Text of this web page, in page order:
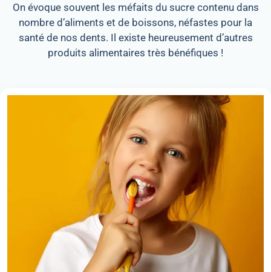
On évoque souvent les méfaits du sucre contenu dans
nombre d’aliments et de boissons, néfastes pour la
santé de nos dents. Il existe heureusement d’autres
produits alimentaires très bénéfiques !